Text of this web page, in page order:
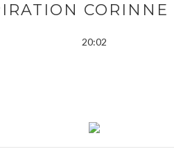
CORINNE
20:02